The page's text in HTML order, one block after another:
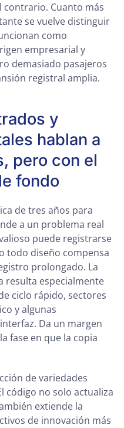
Cuanto más
se vuelve distinguir
como
empresarial y
demasiado pasajeros
registral amplia.
y
hablan a
pero con el
fondo
de tres años para
a un problema real
puede registrarse
todo diseño compensa
prolongado. La
resulta especialmente
ciclo rápido, sectores
y algunas
Da un margen
fase en que la copia
de variedades
código no solo actualiza
extiende la
de innovación más